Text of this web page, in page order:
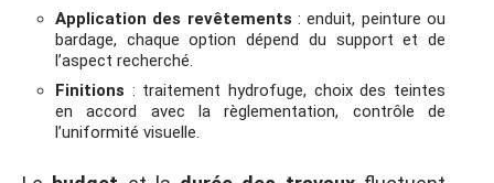
Application des revêtements : enduit, peinture ou
bardage, chaque option dépend du support et de
l’aspect recherché.
Finitions : traitement hydrofuge, choix des teintes
en accord avec la règlementation, contrôle de
l’uniformité visuelle.